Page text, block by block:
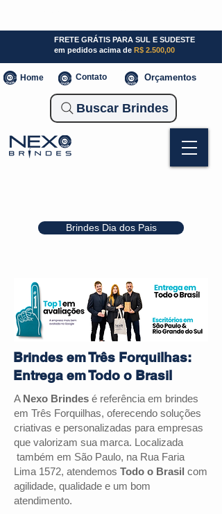
Brindes Dia dos Pais
FRETE GRÁTIS PARA SUL E SUDESTE
em pedidos acima de R$ 2.500,00
Home Contato Orçamentos
Buscar Brindes
Brindes em Três Forquilhas:
Entrega em Todo o Brasil
A Nexo Brindes é referência em brindes
em Três Forquilhas, oferecendo soluções
criativas e personalizadas para empresas
que valorizam sua marca. Localizada
também em São Paulo, na Rua Faria
Lima 1572, atendemos Todo o Brasil com
agilidade, qualidade e um bom
atendimento.